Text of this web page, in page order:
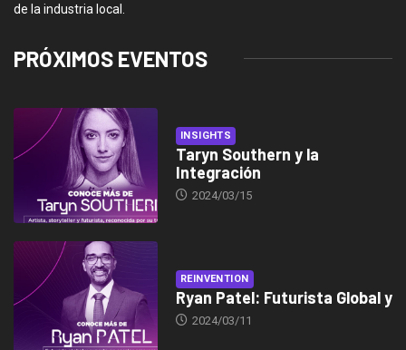
de la industria local.
PRÓXIMOS EVENTOS
INSIGHTS
Taryn Southern y la
Integración
2024/03/15
REINVENTION
Ryan Patel: Futurista Global y
2024/03/11